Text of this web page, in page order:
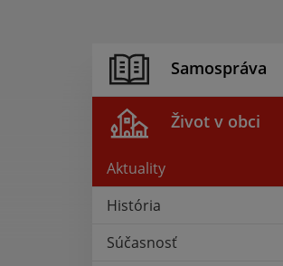
Samospráva
Život v obci
Aktuality
História
Súčasnosť